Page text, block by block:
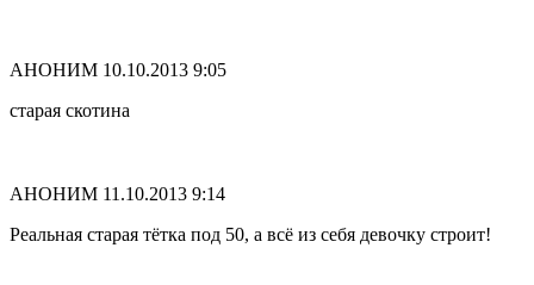
АНОНИМ 10.10.2013 9:05
старая скотина
АНОНИМ 11.10.2013 9:14
Реальная старая тётка под 50, а всё из себя девочку строит!